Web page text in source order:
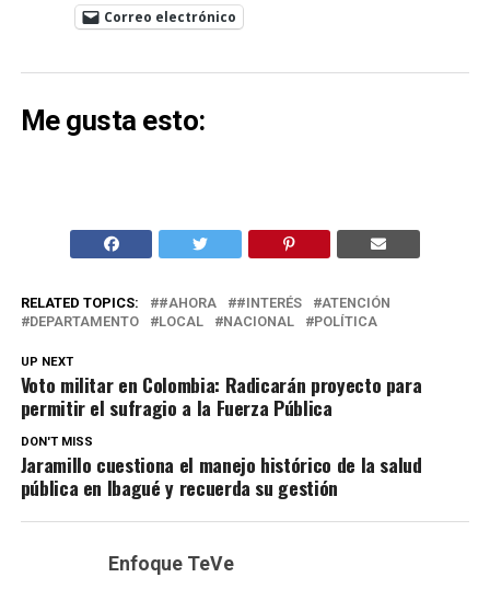
Correo electrónico
Me gusta esto:
RELATED TOPICS: #AHORA #INTERÉS
ATENCIÓN
DEPARTAMENTO
LOCAL NACIONAL POLÍTICA
UP NEXT
Voto militar en Colombia: Radicarán proyecto para
permitir el sufragio a la Fuerza Pública
DON'T MISS
Jaramillo cuestiona el manejo histórico de la salud
pública en Ibagué y recuerda su gestión
Enfoque TeVe